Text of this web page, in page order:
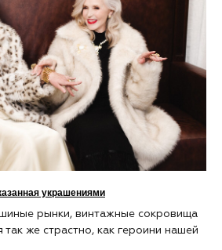
украшениями
рынки, винтажные сокровища
же страстно, как героини нашей